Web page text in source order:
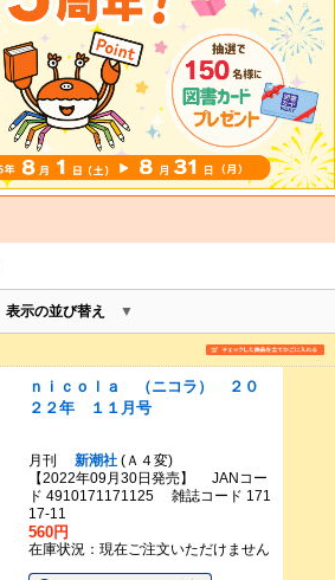
表示の並び替え
ｎｉｃｏｌａ （ニコラ） ２０
２２年 １１月号
月刊 新潮社(Ａ４変)
【2022年09月30日発売】 JANコー
ド 4910171171125 雑誌コード 171
17-11
560円
在庫状況：現在ご注文いただけません